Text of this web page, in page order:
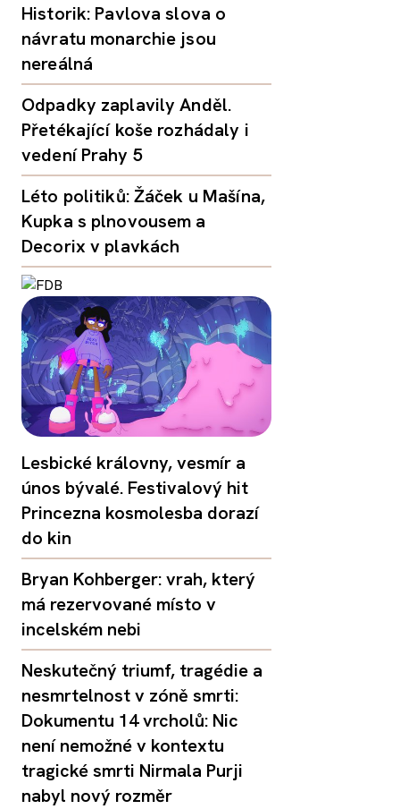
Historik: Pavlova slova o
návratu monarchie jsou
nereálná
Odpadky zaplavily Anděl.
Přetékající koše rozhádaly i
vedení Prahy 5
Léto politiků: Žáček u Mašína,
Kupka s plnovousem a
Decorix v plavkách
Lesbické královny, vesmír a
únos bývalé. Festivalový hit
Princezna kosmolesba dorazí
do kin
Bryan Kohberger: vrah, který
má rezervované místo v
incelském nebi
Neskutečný triumf, tragédie a
nesmrtelnost v zóně smrti:
Dokumentu 14 vrcholů: Nic
není nemožné v kontextu
tragické smrti Nirmala Purji
nabyl nový rozměr